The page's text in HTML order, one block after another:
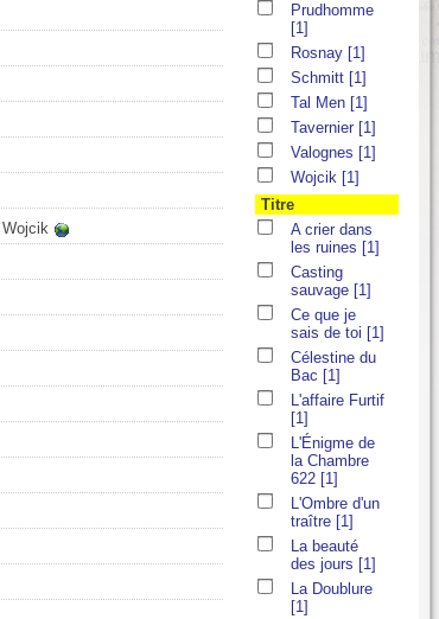
Prudhomme
[1]
Rosnay [1]
Schmitt [1]
Tal Men [1]
Tavernier [1]
Valognes [1]
Wojcik [1]
Titre
A crier dans
les ruines [1]
Casting
sauvage [1]
Ce que je
sais de toi [1]
Célestine du
Bac [1]
L'affaire Furtif
[1]
L'Énigme de
la Chambre
622 [1]
L'Ombre d'un
traître [1]
La beauté
des jours [1]
La Doublure
[1]